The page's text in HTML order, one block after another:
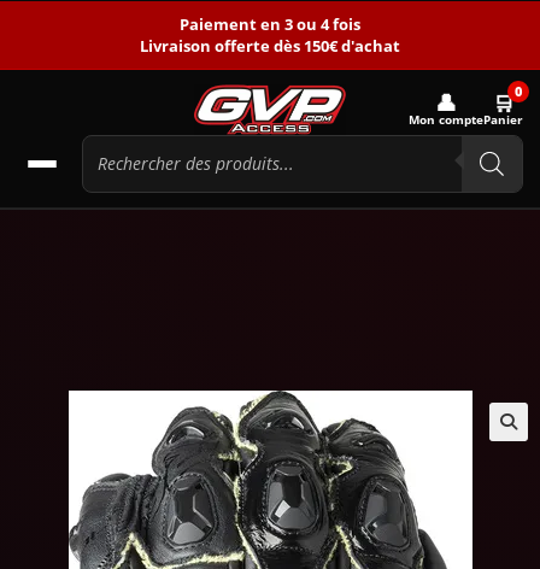
Paiement en 3 ou 4 fois
Livraison offerte dès 150€ d'achat
👤
Mon compte
🛒0
Panier